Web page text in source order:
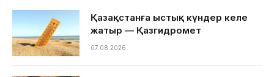
Қазақстанға ыстық күндер келе
жатыр — Қазгидромет
07.08.2026